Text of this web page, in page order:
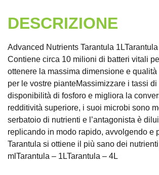
DESCRIZIONE
Advanced Nutrients Tarantula
Contiene circa 10 milioni di batteri vitali
ottenere la massima dimensione e
per le vostre pianteMassimizzare i tassi
disponibilità di fosforo e migliora la
redditività superiore, i suoi microbi sono
serbatoio di nutrienti e l’antagonista è
replicando in modo rapido, avvolgendo e
Tarantula si ottiene il più sano dei
mlTarantula – 1LTarantula – 4L